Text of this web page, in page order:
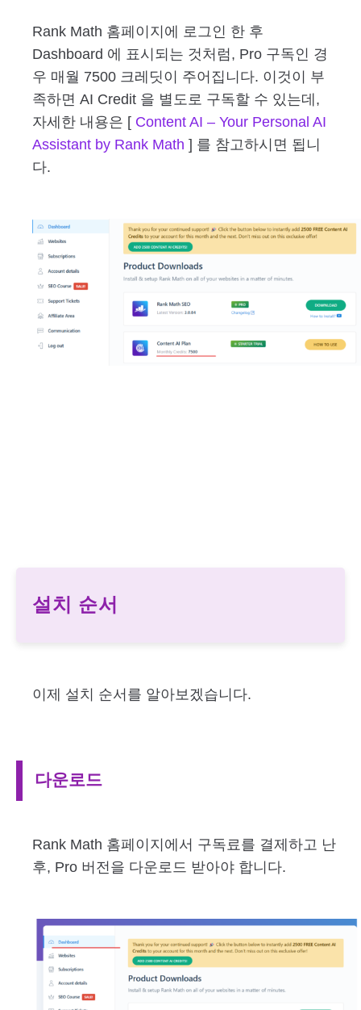
Rank Math 홈페이지에 로그인 한 후
Dashboard 에 표시되는 것처럼, Pro 구독인 경
우 매월 7500 크레딧이 주어집니다. 이것이 부
족하면 AI Credit 을 별도로 구독할 수 있는데,
자세한 내용은 [ Content AI – Your Personal AI
Assistant by Rank Math ] 를 참고하시면 됩니
다.
설치 순서
이제 설치 순서를 알아보겠습니다.
다운로드
Rank Math 홈페이지에서 구독료를 결제하고 난
후, Pro 버전을 다운로드 받아야 합니다.